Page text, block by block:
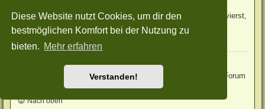
Diese Website nutzt Cookies, um dir den
bestmöglichen Komfort bei der Nutzung zu
bieten. Mehr erfahren
Verstanden!
benachrichtigen, sobald eine Antwort geschrieben wurde“ aktivierst,
wird das Thema ebenfalls für dich abonniert.
Nach oben
Wie kann ich ein Forum abonnieren?
Um ein Forum zu abonnieren, verwende im Forum den Link „Forum
abonnieren“, der sich meist am Ende der Seite befindet.
Nach oben